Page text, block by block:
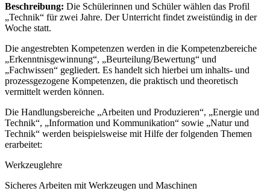
Beschreibung: Die Schülerinnen und Schüler wählen das Profil
„Technik“ für zwei Jahre. Der Unterricht findet zweistündig in der
Woche statt.
Die angestrebten Kompetenzen werden in die Kompetenzbereiche
„Erkenntnisgewinnung“, „Beurteilung/Bewertung“ und
„Fachwissen“ gegliedert. Es handelt sich hierbei um inhalts- und
prozessgezogene Kompetenzen, die praktisch und theoretisch
vermittelt werden können.
Die Handlungsbereiche „Arbeiten und Produzieren“, „Energie und
Technik“, „Information und Kommunikation“ sowie „Natur und
Technik“ werden beispielsweise mit Hilfe der folgenden Themen
erarbeitet:
Werkzeuglehre
Sicheres Arbeiten mit Werkzeugen und Maschinen